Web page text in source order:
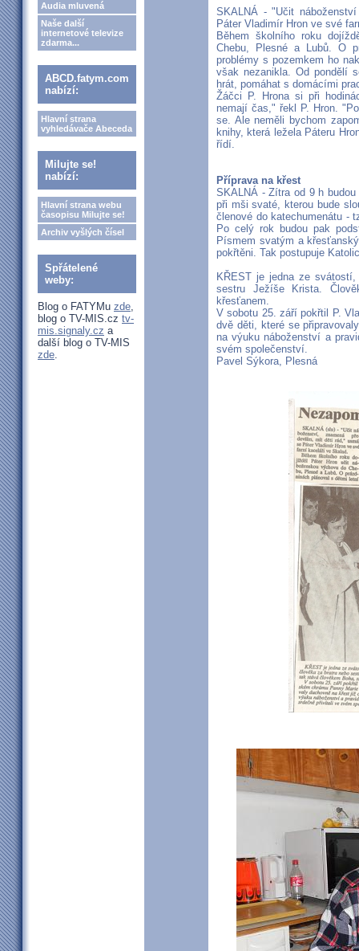
Audia mluvená
Naše další
internetové televize
zdarma...
ABCD.fatym.com
nabízí:
Hlavní strana
vyhledávače Abeceda
Milujte se!
nabízí:
Hlavní strana webu
časopisu Milujte se!
Archiv vyšlých čísel
Spřátelené
weby:
Blog o FATYMu zde,
blog o TV-MIS.cz tv-
mis.signaly.cz a
další blog o TV-MIS
zde.
SKALNÁ - "Učit
Páter Vladimír Hron ve své
Během školního roku
Chebu, Plesné a Lubů. O
problémy s pozemkem ho
však nezanikla. Od pondělí
hrát, pomáhat s domácími
Žáčci P. Hrona si při
nemají čas," řekl P. Hron.
se. Ale neměli bychom
knihy, která ležela Páteru
řídí.
Příprava na křest
SKALNÁ - Zítra od 9 h
při mši svaté, kterou bude
členové do katechumenátu -
Po celý rok budou pak
Písmem svatým a
pokřtěni. Tak postupuje
KŘEST je jedna ze
sestru Ježíše Krista.
křesťanem.
V sobotu 25. září pokřtil P.
dvě děti, které se
na výuku náboženství a
svém společenství.
Pavel Sýkora, Plesná